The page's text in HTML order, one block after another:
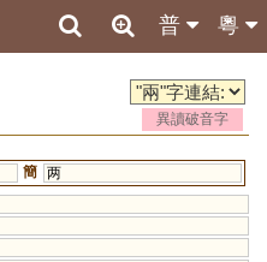
粵
普
異讀破音字
簡 两